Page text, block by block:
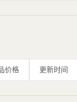
标志性的十字花图
价格 更新时间